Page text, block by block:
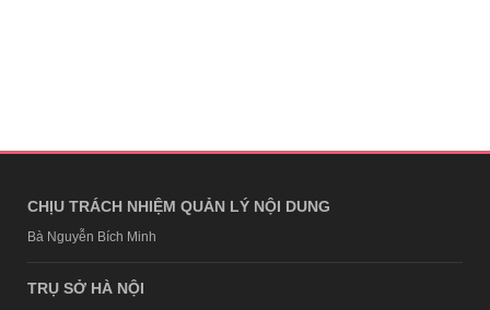
CHỊU TRÁCH NHIỆM QUẢN LÝ NỘI DUNG
Bà Nguyễn Bích Minh
TRỤ SỞ HÀ NỘI